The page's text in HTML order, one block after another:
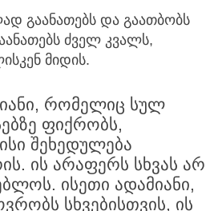
გაანათებს და გაათბობს
ძველ კვალს,
მიდის.
რომელიც სულ
ფიქრობს,
შეხედულება
ის არაფერს სხვას არ
ისეთი ადამიანი,
სხვებისთვის, ის